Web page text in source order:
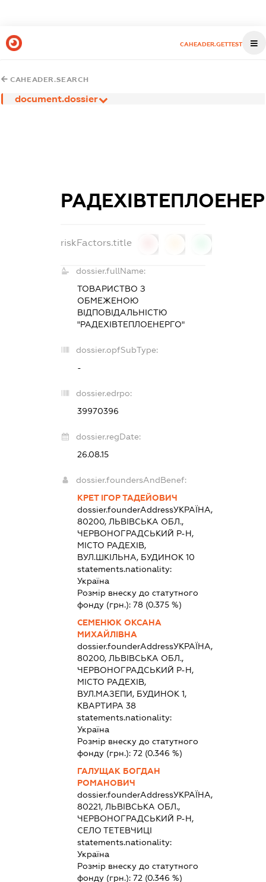
CAHEADER.GETTEST
CAHEADER.SEARCH
document.dossier
riskFactors.title
dossier.fullName:
ТОВАРИСТВО З
ОБМЕЖЕНОЮ
ВІДПОВІДАЛЬНІСТЮ
"РАДЕХІВТЕПЛОЕНЕРГО"
dossier.opfSubType:
-
dossier.edrpo:
39970396
dossier.regDate:
26.08.15
dossier.foundersAndBenef:
КРЕТ ІГОР ТАДЕЙОВИЧ
dossier.founderAddressУКРАЇНА,
80200, ЛЬВІВСЬКА ОБЛ.,
ЧЕРВОНОГРАДСЬКИЙ Р-Н,
МІСТО РАДЕХІВ,
ВУЛ.ШКІЛЬНА, БУДИНОК 10
statements.nationality:
Україна
Розмір внеску до статутного
фонду (грн.):78 (0.375 %)
СЕМЕНЮК ОКСАНА
МИХАЙЛІВНА
dossier.founderAddressУКРАЇНА,
80200, ЛЬВІВСЬКА ОБЛ.,
ЧЕРВОНОГРАДСЬКИЙ Р-Н,
МІСТО РАДЕХІВ,
ВУЛ.МАЗЕПИ, БУДИНОК 1,
КВАРТИРА 38
statements.nationality:
Україна
Розмір внеску до статутного
фонду (грн.):72 (0.346 %)
ГАЛУЩАК БОГДАН
РОМАНОВИЧ
dossier.founderAddressУКРАЇНА,
80221, ЛЬВІВСЬКА ОБЛ.,
ЧЕРВОНОГРАДСЬКИЙ Р-Н,
СЕЛО ТЕТЕВЧИЦІ
statements.nationality:
Україна
Розмір внеску до статутного
фонду (грн.):72 (0.346 %)